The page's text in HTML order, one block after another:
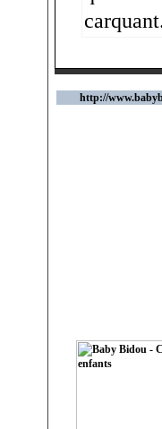
http://